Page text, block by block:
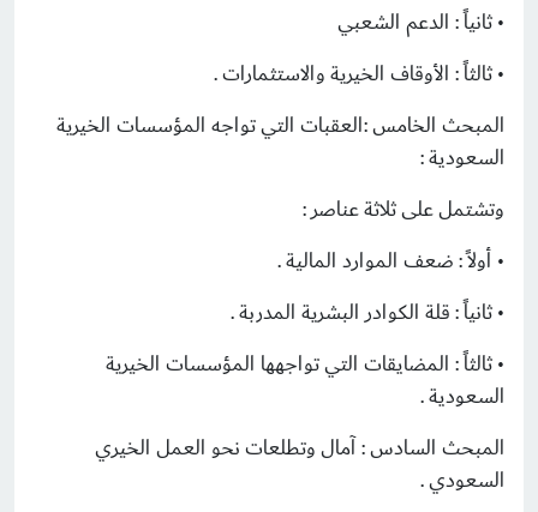
• ثانياً : الدعم الشعبي
• ثالثاً : الأوقاف الخيرية والاستثمارات .
المبحث الخامس :العقبات التي تواجه المؤسسات الخيرية
السعودية :
وتشتمل على ثلاثة عناصر :
• أولاً : ضعف الموارد المالية .
• ثانياً : قلة الكوادر البشرية المدربة .
• ثالثاً : المضايقات التي تواجهها المؤسسات الخيرية
السعودية .
المبحث السادس : آمال وتطلعات نحو العمل الخيري
السعودي .